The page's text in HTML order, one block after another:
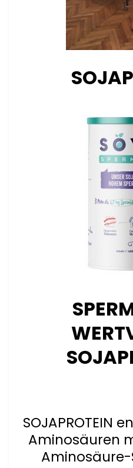
SOJAPROTEIN
Aminosäuren
Aminosäure-